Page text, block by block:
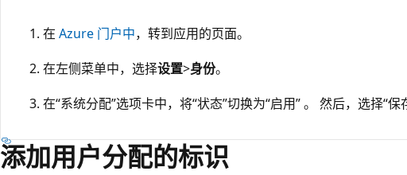
在 Azure 门户中，转到应用的页面。
在左侧菜单中，选择设置>身份。
在“系统分配”选项卡中，将“状态”切换为“启用” 。 然后，选择“保
添加用户分配的标识